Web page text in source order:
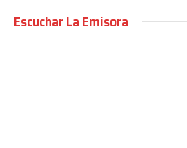
Escuchar La Emisora